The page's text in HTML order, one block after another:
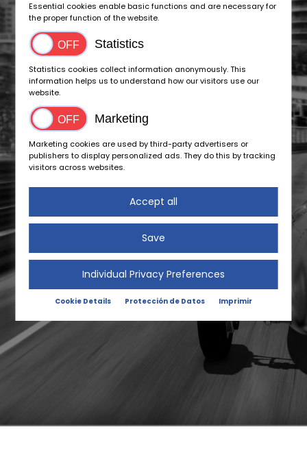
Essential cookies enable basic functions and are necessary for
the proper function of the website.
Statistics
Statistics cookies collect information anonymously. This
information helps us to understand how our visitors use our
website.
Marketing
Marketing cookies are used by third-party advertisers or
publishers to display personalized ads. They do this by tracking
visitors across websites.
Accept all
Save
Individual Privacy Preferences
Cookie Details Protección de Datos Imprimir